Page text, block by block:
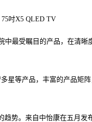
75吋X5 QLED TV
最受瞩目的产品，在清
星等产品，丰富的产品矩
势。来自中怡康在五月发